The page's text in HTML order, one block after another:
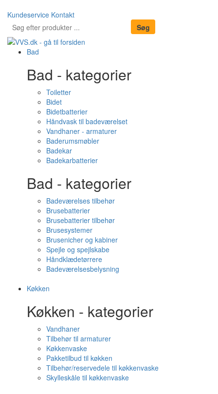
Kundeservice Kontakt
Bad
Bad - kategorier
Toiletter
Bidet
Bidetbatterier
Håndvask til badeværelset
Vandhaner - armaturer
Baderumsmøbler
Badekar
Badekarbatterier
Bad - kategorier
Badeværelses tilbehør
Brusebatterier
Brusebatterier tilbehør
Brusesystemer
Brusenicher og kabiner
Spejle og spejlskabe
Håndklædetørrere
Badeværelsesbelysning
Køkken
Køkken - kategorier
Vandhaner
Tilbehør til armaturer
Køkkenvaske
Pakketilbud til køkken
Tilbehør/reservedele til køkkenvaske
Skylleskåle til køkkenvaske